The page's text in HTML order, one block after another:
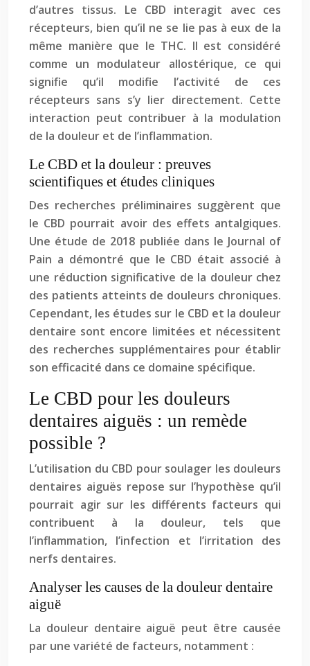
d’autres tissus. Le CBD interagit avec ces
récepteurs, bien qu’il ne se lie pas à eux de la
même manière que le THC. Il est considéré
comme un modulateur allostérique, ce qui
signifie qu’il modifie l’activité de ces
récepteurs sans s’y lier directement. Cette
interaction peut contribuer à la modulation
de la douleur et de l’inflammation.
Le CBD et la douleur : preuves
scientifiques et études cliniques
Des recherches préliminaires suggèrent que
le CBD pourrait avoir des effets antalgiques.
Une étude de 2018 publiée dans le Journal of
Pain a démontré que le CBD était associé à
une réduction significative de la douleur chez
des patients atteints de douleurs chroniques.
Cependant, les études sur le CBD et la douleur
dentaire sont encore limitées et nécessitent
des recherches supplémentaires pour établir
son efficacité dans ce domaine spécifique.
Le CBD pour les douleurs
dentaires aiguës : un remède
possible ?
L’utilisation du CBD pour soulager les douleurs
dentaires aiguës repose sur l’hypothèse qu’il
pourrait agir sur les différents facteurs qui
contribuent à la douleur, tels que
l’inflammation, l’infection et l’irritation des
nerfs dentaires.
Analyser les causes de la douleur dentaire
aiguë
La douleur dentaire aiguë peut être causée
par une variété de facteurs, notamment :